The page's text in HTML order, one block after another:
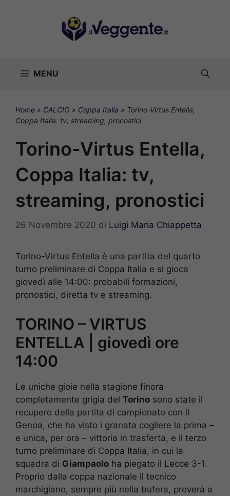
MENU
Home » CALCIO » Coppa Italia » Torino-Virtus Entella,
Coppa Italia: tv, streaming, pronostici
Torino-Virtus Entella,
Coppa Italia: tv,
streaming, pronostici
26 Novembre 2020 di Luigi Maria Chiappetta
Torino-Virtus Entella è una partita del quarto
turno preliminare di Coppa Italia e si gioca
giovedì alle 14:00: probabili formazioni,
pronostici, diretta tv e streaming.
TORINO – VIRTUS
ENTELLA | giovedì ore
14:00
Le uniche gioie nella stagione finora
completamente grigia del Torino sono state il
recupero della partita di campionato con il
Genoa, che ha visto i granata cogliere la prima –
e unica, per ora – vittoria in trasferta, e il terzo
turno preliminare di Coppa Italia, in cui la
squadra di Giampaolo ha piegato il Lecce 3-1.
Proprio dalla coppa nazionale il tecnico
marchigiano, sempre più nella bufera, proverà a